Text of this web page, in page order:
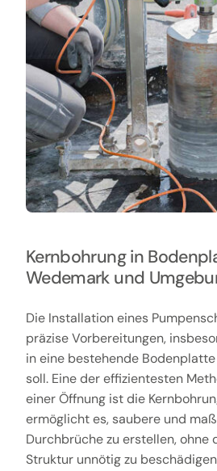
Kernbohrung in
Wedemark und
Die Installation eines
präzise Vorbereitungen,
in eine bestehende
soll. Eine der effizientesten
einer Öffnung ist die
ermöglicht es, saubere und
Durchbrüche zu erstellen, ohne
Struktur unnötig zu